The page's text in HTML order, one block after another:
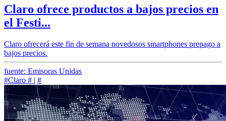
Claro ofrece productos a bajos precios en
el Festi...
Claro ofrecerá este fin de semana novedosos smartphones prepago a
bajos precios.
fuente: Emisoras Unidas
#Claro # | #